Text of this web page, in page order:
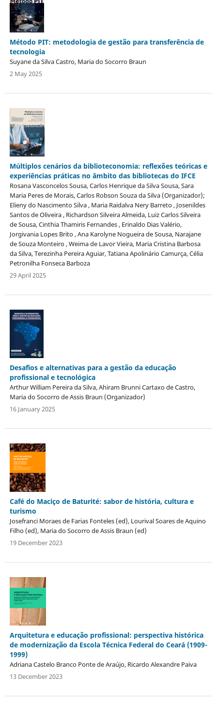
Método PIT: metodologia de gestão para transferência de
tecnologia
Suyane da Silva Castro, Maria do Socorro Braun
2 May 2025
Múltiplos cenários da biblioteconomia: reflexões teóricas e
experiências práticas no âmbito das bibliotecas do IFCE
Rosana Vasconcelos Sousa, Carlos Henrique da Silva Sousa, Sara
Maria Peres de Morais, Carlos Robson Souza da Silva (Organizador);
Elieny do Nascimento Silva , Maria Raidalva Nery Barreto , Josenildes
Santos de Oliveira , Richardson Silveira Almeida, Luiz Carlos Silveira
de Sousa, Cinthia Thamiris Fernandes , Erinaldo Dias Valério,
Jorgivania Lopes Brito , Ana Karolyne Nogueira de Sousa, Narajane
de Souza Monteiro , Weima de Lavor Vieira, Maria Cristina Barbosa
da Silva, Terezinha Pereira Aguiar, Tatiana Apolinário Camurça, Célia
Petronilha Fonseca Barboza
29 April 2025
Desafios e alternativas para a gestão da educação
profissional e tecnológica
Arthur William Pereira da Silva, Ahiram Brunni Cartaxo de Castro,
Maria do Socorro de Assis Braun (Organizador)
16 January 2025
Café do Maciço de Baturité: sabor de história, cultura e
turismo
Josefranci Moraes de Farias Fonteles (ed), Lourival Soares de Aquino
Filho (ed), Maria do Socorro de Assis Braun (ed)
19 December 2023
Arquitetura e educação profissional: perspectiva histórica
de modernização da Escola Técnica Federal do Ceará (1909-
1999)
Adriana Castelo Branco Ponte de Araújo, Ricardo Alexandre Paiva
13 December 2023